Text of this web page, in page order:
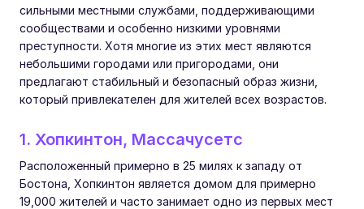
сильными местными службами, поддерживающими
сообществами и особенно низкими уровнями
преступности. Хотя многие из этих мест являются
небольшими городами или пригородами, они
предлагают стабильный и безопасный образ жизни,
который привлекателен для жителей всех возрастов.
1. Хопкинтон, Массачусетс
Расположенный примерно в 25 милях к западу от
Бостона, Хопкинтон является домом для примерно
19,000 жителей и часто занимает одно из первых мест